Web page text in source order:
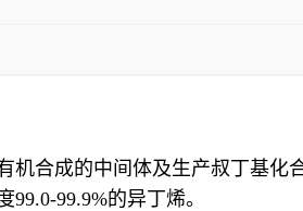
机合成的中间体及生产叔丁基化
99.9%的异丁烯。